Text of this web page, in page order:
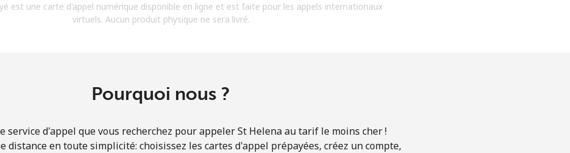
offres.
S'inscrire
est une carte d'appel numérique disponible en ligne et est faite pour les appels internationaux
virtuels. Aucun produit physique ne sera livré.
Pourquoi nous ?
service d'appel que vous recherchez pour appeler St Helena au tarif le moins cher !
distance en toute simplicité: choisissez les cartes d'appel prépayées, créez un compte,